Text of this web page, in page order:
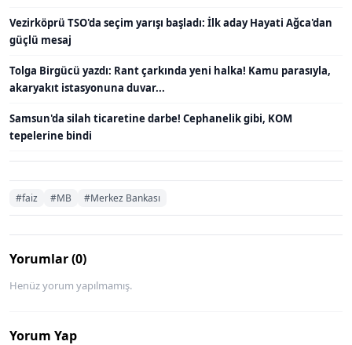
Vezirköprü TSO'da seçim yarışı başladı: İlk aday Hayati Ağca'dan
güçlü mesaj
Tolga Birgücü yazdı: Rant çarkında yeni halka! Kamu parasıyla,
akaryakıt istasyonuna duvar...
Samsun'da silah ticaretine darbe! Cephanelik gibi, KOM
tepelerine bindi
#faiz #MB #Merkez Bankası
Yorumlar (0)
Henüz yorum yapılmamış.
Yorum Yap